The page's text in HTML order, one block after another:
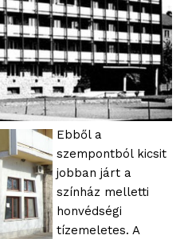
Ebből a
szempontból kicsit
jobban járt a
színház melletti
honvédségi
tízemeletes. A